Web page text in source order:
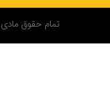
تمام حقوق